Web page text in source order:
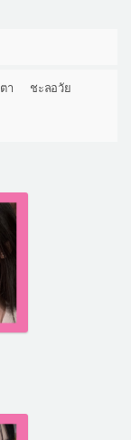
ตา ชะลอวัย